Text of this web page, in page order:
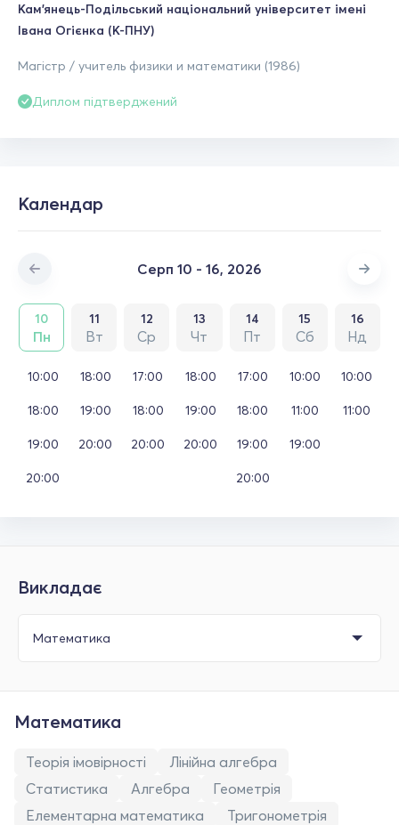
Кам'янець-Подільський національний університет імені
Івана Огієнка (К-ПНУ)
Магістр / учитель физики и математики (1986)
Диплом підтверджений
Календар
Серп 10 - 16, 2026
10
Пн
11
Вт
12
Ср
13
Чт
14
Пт
15
Сб
16
Нд
10:00
18:00
19:00
20:00
18:00
19:00
20:00
17:00
18:00
20:00
18:00
19:00
20:00
17:00
18:00
19:00
20:00
10:00
11:00
19:00
10:00
11:00
Викладає
Математика
Теорія імовірності
Лінійна алгебра
Статистика
Алгебра
Геометрія
Елементарна математика
Тригонометрія